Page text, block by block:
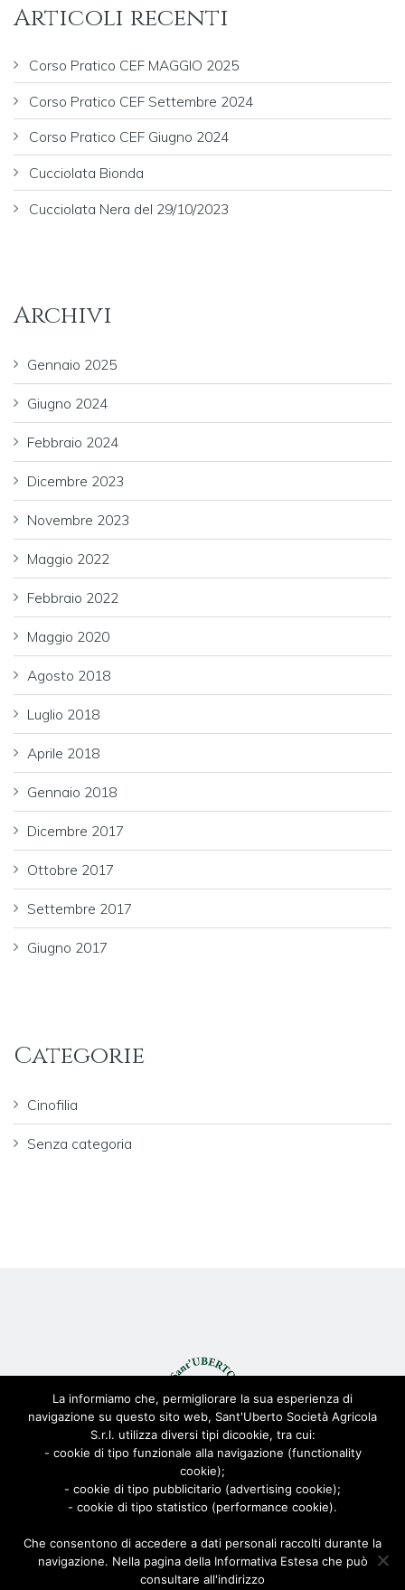
Articoli recenti
Corso Pratico CEF MAGGIO 2025
Corso Pratico CEF Settembre 2024
Corso Pratico CEF Giugno 2024
Cucciolata Bionda
Cucciolata Nera del 29/10/2023
Archivi
Gennaio 2025
Giugno 2024
Febbraio 2024
Dicembre 2023
Novembre 2023
Maggio 2022
Febbraio 2022
Maggio 2020
Agosto 2018
Luglio 2018
Aprile 2018
Gennaio 2018
Dicembre 2017
Ottobre 2017
Settembre 2017
Giugno 2017
Categorie
Cinofilia
Senza categoria
© Sant'Uberto Società Agricola s.r.l. - All Rights Reserved CF:
08155680963
Viale Toscana 200, 21052 Busto Arsizio [VARESE]
Privacy Policy |Cookie Policy| Powered byAD-ADVANCED
La informiamo che, permigliorare la sua esperienza di
navigazione su questo sito web, Sant'Uberto Società Agricola
S.r.l. utilizza diversi tipi dicookie, tra cui:
- cookie di tipo funzionale alla navigazione (functionality
cookie);
- cookie di tipo pubblicitario (advertising cookie);
- cookie di tipo statistico (performance cookie).
Che consentono di accedere a dati personali raccolti durante la
navigazione. Nella pagina della Informativa Estesa che può
consultare all'indirizzo